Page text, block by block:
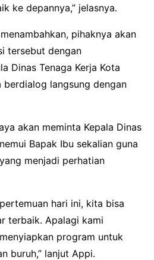
ke depannya,” jelasnya.
pihaknya akan
tersebut dengan
Dinas Tenaga Kerja Kota
berdialog langsung dengan
akan meminta Kepala Dinas
Bapak Ibu sekalian guna
menjadi perhatian
hari ini, kita bisa
terbaik. Apalagi kami
program untuk
buruh,” lanjut Appi.